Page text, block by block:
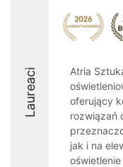
Laureaci
Atria
oferujący
rozwiązań
jak i na